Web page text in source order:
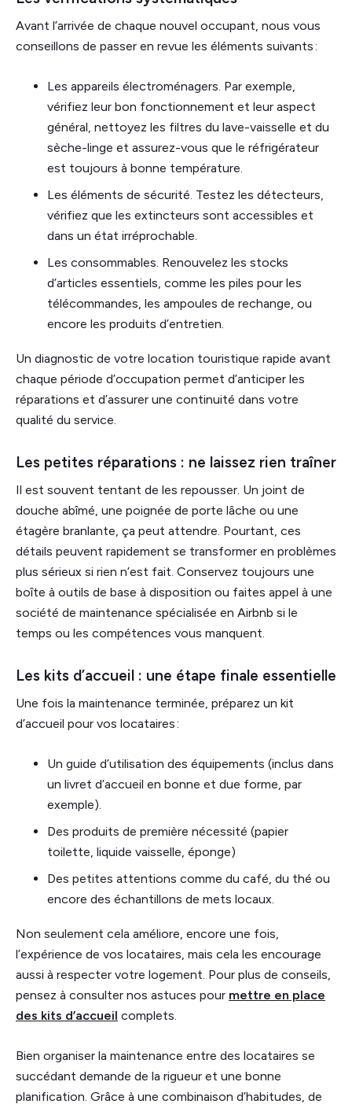
Avant l’arrivée de chaque nouvel occupant, nous vous
conseillons de passer en revue les éléments suivants :
Les appareils électroménagers. Par exemple,
vérifiez leur bon fonctionnement et leur aspect
général, nettoyez les filtres du lave-vaisselle et du
sèche-linge et assurez-vous que le réfrigérateur
est toujours à bonne température.
Les éléments de sécurité. Testez les détecteurs,
vérifiez que les extincteurs sont accessibles et
dans un état irréprochable.
Les consommables. Renouvelez les stocks
d’articles essentiels, comme les piles pour les
télécommandes, les ampoules de rechange, ou
encore les produits d’entretien.
Un diagnostic de votre location touristique rapide avant
chaque période d’occupation permet d’anticiper les
réparations et d’assurer une continuité dans votre
qualité du service.
Les petites réparations : ne laissez rien traîner
Il est souvent tentant de les repousser. Un joint de
douche abîmé, une poignée de porte lâche ou une
étagère branlante, ça peut attendre. Pourtant, ces
détails peuvent rapidement se transformer en problèmes
plus sérieux si rien n’est fait. Conservez toujours une
boîte à outils de base à disposition ou faites appel à une
société de maintenance spécialisée en Airbnb si le
temps ou les compétences vous manquent.
Les kits d’accueil : une étape finale essentielle
Une fois la maintenance terminée, préparez un kit
d’accueil pour vos locataires :
Un guide d’utilisation des équipements (inclus dans
un livret d’accueil en bonne et due forme, par
exemple).
Des produits de première nécessité (papier
toilette, liquide vaisselle, éponge)
Des petites attentions comme du café, du thé ou
encore des échantillons de mets locaux.
Non seulement cela améliore, encore une fois,
l’expérience de vos locataires, mais cela les encourage
aussi à respecter votre logement. Pour plus de conseils,
pensez à consulter nos astuces pour mettre en place
des kits d’accueil complets.
Bien organiser la maintenance entre des locataires se
succédant demande de la rigueur et une bonne
planification. Grâce à une combinaison d’habitudes, de